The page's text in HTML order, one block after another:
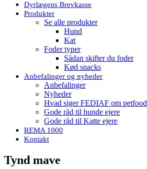
Dyrlægens Brevkasse
Produkter
Se alle produkter
Hund
Kat
Foder typer
Sådan skifter du foder
Kød snacks
Anbefalinger og nyheder
Anbefalinger
Nyheder
Hvad siger FEDIAF om petfood
Gode råd til hunde ejere
Gode råd til Katte ejere
REMA 1000
Kontakt
Tynd mave